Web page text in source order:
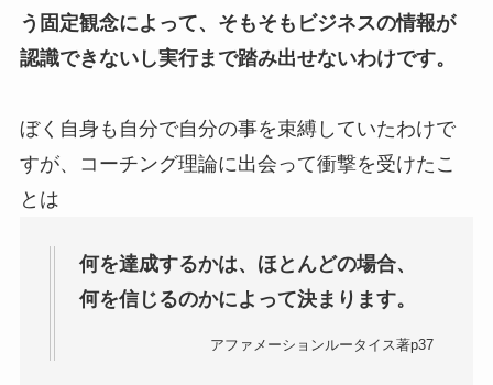
う固定観念によって、そもそもビジネスの情報が
認識できないし実行まで踏み出せないわけです。
ぼく自身も自分で自分の事を束縛していたわけで
すが、コーチング理論に出会って衝撃を受けたこ
とは
何を達成するかは、ほとんどの場合、
何を信じるのかによって決まります。
アファメーションルータイス著p37